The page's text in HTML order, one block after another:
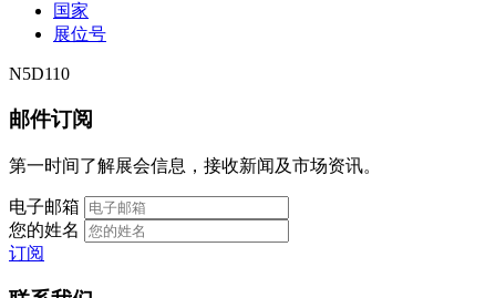
国家
展位号
N5D110
邮件订阅
第一时间了解展会信息，接收新闻及市场资讯。
电子邮箱
您的姓名
订阅